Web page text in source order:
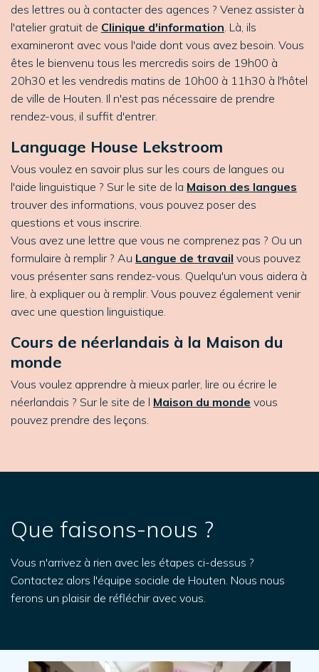
des lettres ou à contacter des agences ? Venez assister à
l'atelier gratuit de Clinique d'information. Là, ils
examineront avec vous l'aide dont vous avez besoin. Vous
êtes le bienvenu tous les mercredis soirs de 19h00 à
20h30 et les vendredis matins de 10h00 à 11h30 à l'hôtel
de ville de Houten. Il n'est pas nécessaire de prendre
rendez-vous, il suffit d'entrer.
Language House Lekstroom
Vous voulez en savoir plus sur les cours de langues ou
l'aide linguistique ? Sur le site de la Maison des langues
trouver des informations, vous pouvez poser des
questions et vous inscrire.
Vous avez une lettre que vous ne comprenez pas ? Ou un
formulaire à remplir ? Au Langue de travail vous pouvez
vous présenter sans rendez-vous. Quelqu'un vous aidera à
lire, à expliquer ou à remplir. Vous pouvez également venir
avec une question linguistique.
Cours de néerlandais à la Maison du
monde
Vous voulez apprendre à mieux parler, lire ou écrire le
néerlandais ? Sur le site de l Maison du monde vous
pouvez prendre des leçons.
Que faisons-nous ?
Vous n'arrivez à rien avec les étapes ci-dessus ?
Contactez alors l'équipe sociale de Houten. Nous nous
ferons un plaisir de réfléchir avec vous.